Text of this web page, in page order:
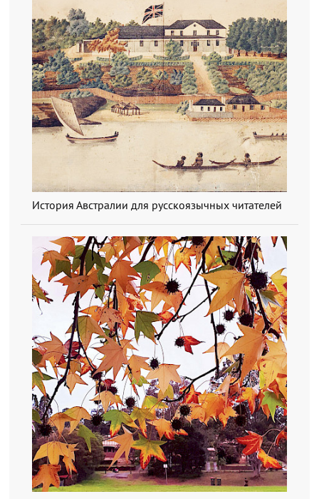
История Австралии для русскоязычных читателей